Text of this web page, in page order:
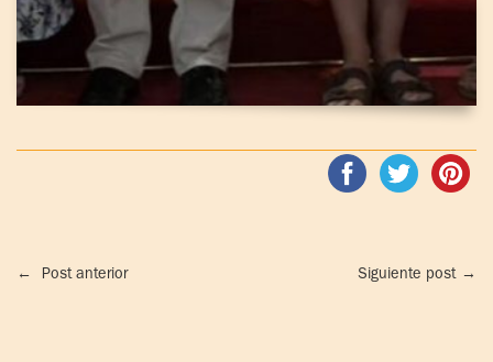
← Post anterior Siguiente post →